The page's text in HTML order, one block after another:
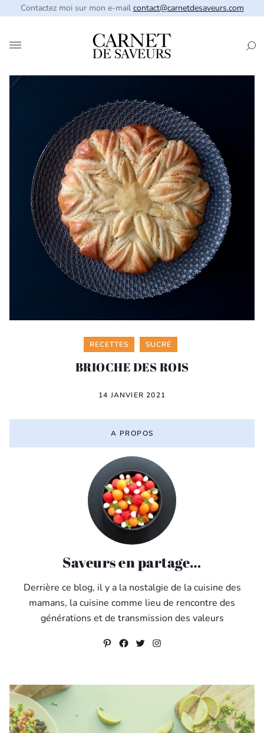
Contactez moi sur mon e-mail contact@carnetdesaveurs.com
Categories
RECETTES SUCRÉ
BRIOCHE DES ROIS
14 JANVIER 2021
A PROPOS
Saveurs en partage…
Derrière ce blog, il y a la nostalgie de la cuisine des
mamans, la cuisine comme lieu de rencontre des
générations et de transmission des valeurs
Pinterest
Facebook
Twitter
Instagram